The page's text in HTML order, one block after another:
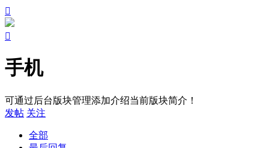


手机
可通过后台版块管理添加介绍当前版块简介！
发帖 关注
全部